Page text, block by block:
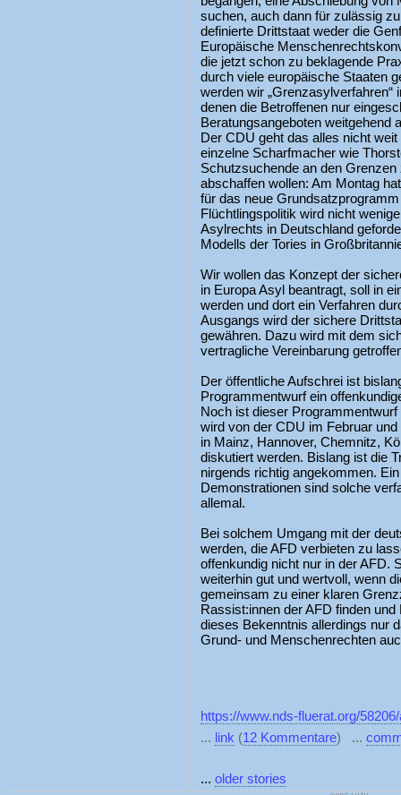
suchen, auch dann für zulässig
definierte Drittstaat weder die
Europäische
die jetzt schon zu beklagende
durch viele europäische Staaten
werden wir
denen die Betroffenen nur
Beratungsangeboten weitgehend
Der CDU geht das alles nicht
einzelne Scharfmacher wie
Schutzsuchende an den
abschaffen wollen: Am Montag
für das neue
Flüchtlingspolitik wird nicht
Asylrechts in Deutschland
Modells der Tories in
Wir wollen das Konzept der
in Europa Asyl beantragt, soll in
werden und dort ein Verfahren
Ausgangs wird der sichere
gewähren. Dazu wird mit dem
vertragliche Vereinbarung
Der öffentliche Aufschrei ist
Programmentwurf ein
Noch ist dieser
wird von der CDU im Februar
in Mainz, Hannover, Chemnitz,
diskutiert werden. Bislang ist die
nirgends richtig angekommen.
Demonstrationen sind solche
allemal.
Bei solchem Umgang mit der
werden, die AFD verbieten zu
offenkundig nicht nur in der AFD.
weiterhin gut und wertvoll, wenn
gemeinsam zu einer klaren
Rassist:innen der AFD finden
dieses Bekenntnis allerdings nur
Grund- und Menschenrechten
https://www.nds-fluerat.org/
... link (12 Kommentare) ...
... older stories